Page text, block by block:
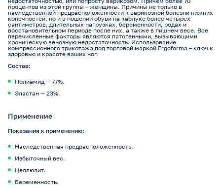
процентов из этой группы – женщины. Причины не только в
наследственной предрасположенности к варикозной болезни нижних
конечностей, но и в ношении обуви на каблуке более четырех
сантиметров, длительных нагрузках, беременности, родах и
восстановительном периоде после них, а также в лишнем весе. Все
перечисленные факторы являются патогенными, вызывающими
хроническую венозную недостаточность. Использование
компрессионного трикотажа под торговой маркой Ergoforma – ключ к
здоровью и красоте ваших ног.
Состав:
Полиамид — 77%.
Эластан — 23%.
Применение
Показания к применению:
Наследственная предрасположенность.
Избыточный вес.
Целлюлит.
Беременность.